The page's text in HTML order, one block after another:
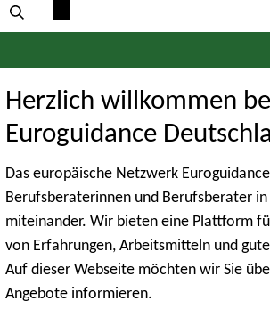
Herzlich willkommen
Euroguidance
Das europäische Netzwerk
Berufsberaterinnen und Berufsberater in
miteinander. Wir bieten eine Plattform
von Erfahrungen, Arbeitsmitteln und
Auf dieser Webseite möchten wir Sie
Angebote informieren.